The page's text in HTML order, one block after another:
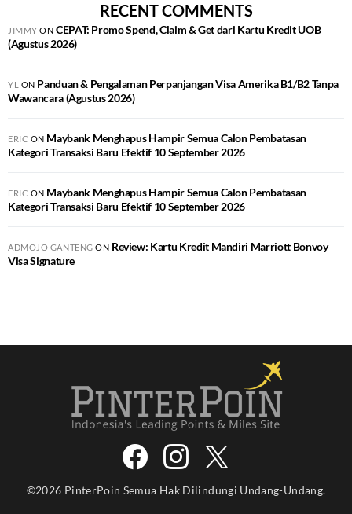
RECENT COMMENTS
JIMMY ON CEPAT: Promo Spend, Claim & Get dari Kartu Kredit UOB
(Agustus 2026)
YL ON Panduan & Pengalaman Perpanjangan Visa Amerika B1/B2 Tanpa
Wawancara (Agustus 2026)
ERIC ON Maybank Menghapus Hampir Semua Calon Pembatasan
Kategori Transaksi Baru Efektif 10 September 2026
ERIC ON Maybank Menghapus Hampir Semua Calon Pembatasan
Kategori Transaksi Baru Efektif 10 September 2026
ADMOJO GANTENG ON Review: Kartu Kredit Mandiri Marriott Bonvoy
Visa Signature
©2026 PinterPoin Semua Hak Dilindungi Undang-Undang.